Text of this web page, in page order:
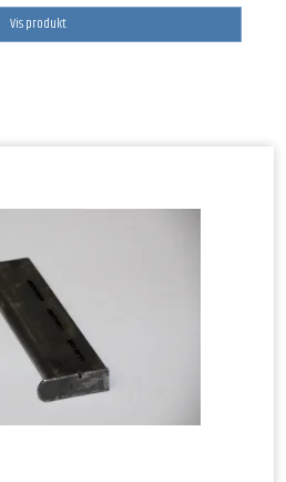
Vis produkt